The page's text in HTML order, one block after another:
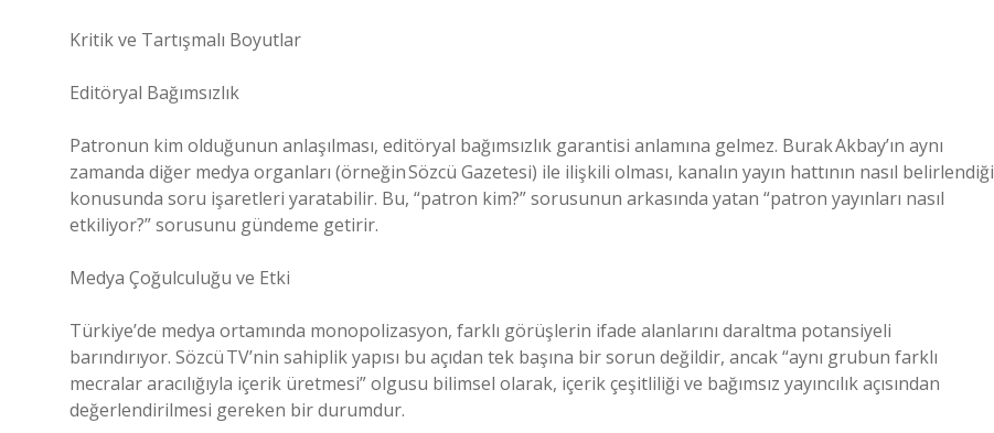
Kritik ve Tartışmalı Boyutlar
Editöryal Bağımsızlık
Patronun kim olduğunun anlaşılması, editöryal bağımsızlık garantisi anlamına gelmez. Burak Akbay’ın aynı
zamanda diğer medya organları (örneğin Sözcü Gazetesi) ile ilişkili olması, kanalın yayın hattının nasıl belirlendiği
konusunda soru işaretleri yaratabilir. Bu, “patron kim?” sorusunun arkasında yatan “patron yayınları nasıl
etkiliyor?” sorusunu gündeme getirir.
Medya Çoğulculuğu ve Etki
Türkiye’de medya ortamında monopolizasyon, farklı görüşlerin ifade alanlarını daraltma potansiyeli
barındırıyor. Sözcü TV’nin sahiplik yapısı bu açıdan tek başına bir sorun değildir, ancak “aynı grubun farklı
mecralar aracılığıyla içerik üretmesi” olgusu bilimsel olarak, içerik çeşitliliği ve bağımsız yayıncılık açısından
değerlendirilmesi gereken bir durumdur.